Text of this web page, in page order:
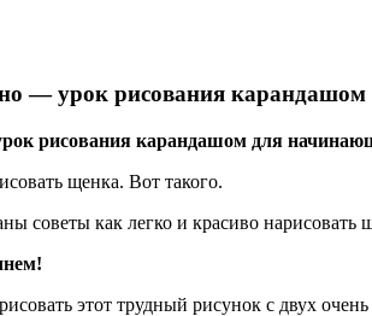
— урок рисования
рисования карандашом для
щенка. Вот такого.
советы как легко и красиво
этот трудный рисунок с двух